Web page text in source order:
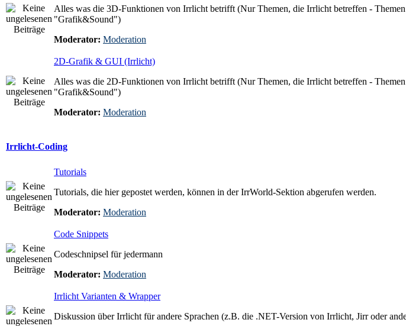
Alles was die 3D-Funktionen von Irrlicht betrifft (Nur Themen, die Irrlicht betreffen -
"Grafik&Sound")
Moderator: Moderation
2D-Grafik & GUI (Irrlicht)
Alles was die 2D-Funktionen von Irrlicht betrifft (Nur Themen, die Irrlicht betreffen -
"Grafik&Sound")
Moderator: Moderation
Irrlicht-Coding
Tutorials
Tutorials, die hier gepostet werden, können in der IrrWorld-Sektion abgerufen werden.
Moderator: Moderation
Code Snippets
Codeschnipsel für jedermann
Moderator: Moderation
Irrlicht Varianten & Wrapper
Diskussion über Irrlicht für andere Sprachen (z.B. die .NET-Version von Irrlicht, Jirr oder